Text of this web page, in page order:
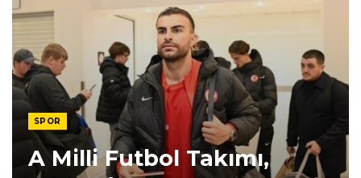
SPOR
A Milli Futbol Takımı,